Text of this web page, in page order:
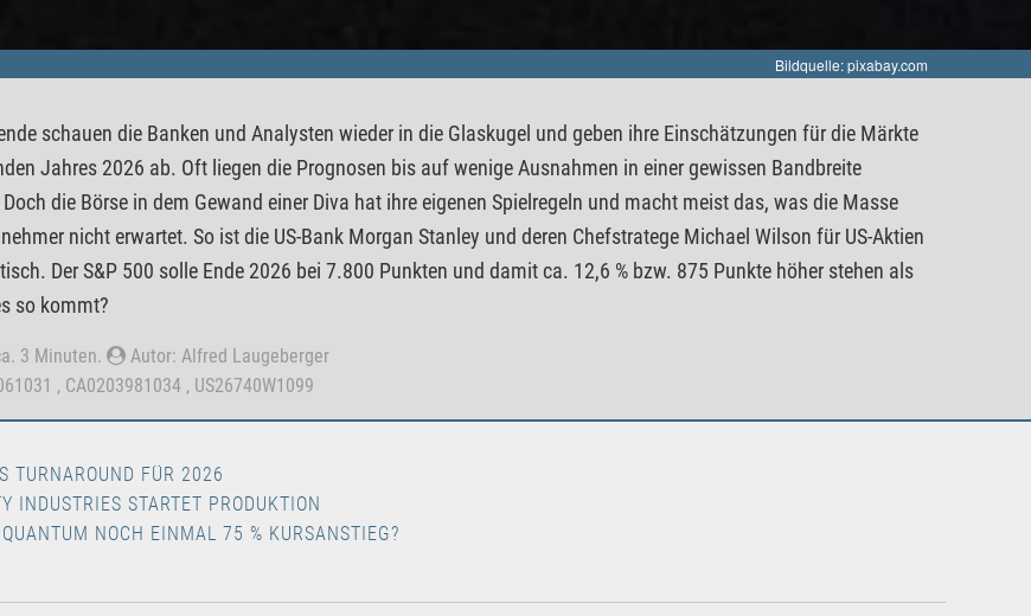
Bildquelle: pixabay.com
schauen die Banken und Analysten wieder in die Glaskugel und geben ihre Einschätzungen für die Märkte
Jahres 2026 ab. Oft liegen die Prognosen bis auf wenige Ausnahmen in einer gewissen Bandbreite
die Börse in dem Gewand einer Diva hat ihre eigenen Spielregeln und macht meist das, was die Masse
nicht erwartet. So ist die US-Bank Morgan Stanley und deren Chefstratege Michael Wilson für US-Aktien
Der S&P 500 solle Ende 2026 bei 7.800 Punkten und damit ca. 12,6 % bzw. 875 Punkte höher stehen als
so kommt?
3 Minuten.
Autor: Alfred Laugeberger
, CA0203981034 , US26740W1099
TURNAROUND FÜR 2026
INDUSTRIES STARTET PRODUKTION
NOCH EINMAL 75 % KURSANSTIEG?